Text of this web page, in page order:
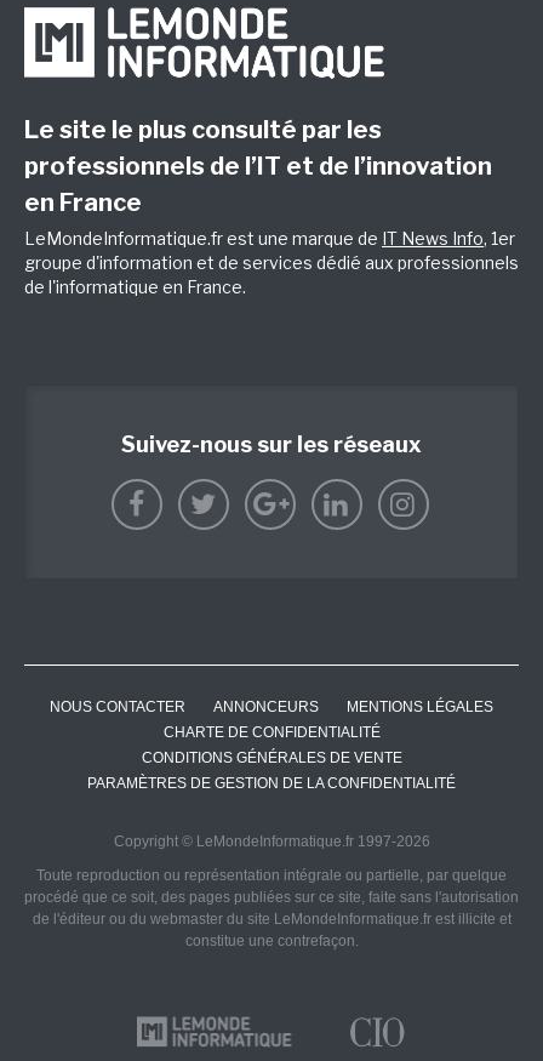
Le site le plus consulté par les
professionnels de l’IT et de l’innovation
en France
LeMondeInformatique.fr est une marque de IT News Info, 1er
groupe d'information et de services dédié aux professionnels
de l'informatique en France.
Suivez-nous sur les réseaux
NOUS CONTACTER ANNONCEURS
MENTIONS LÉGALES
CHARTE DE CONFIDENTIALITÉ
CONDITIONS GÉNÉRALES DE VENTE
PARAMÈTRES DE GESTION DE LA CONFIDENTIALITÉ
Copyright © LeMondeInformatique.fr 1997-2026
Toute reproduction ou représentation intégrale ou partielle, par quelque
procédé que ce soit, des pages publiées sur ce site, faite sans l'autorisation
de l'éditeur ou du webmaster du site LeMondeInformatique.fr est illicite et
constitue une contrefaçon.